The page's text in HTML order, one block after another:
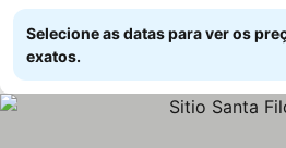
Selecione as datas para ver os
exatos.